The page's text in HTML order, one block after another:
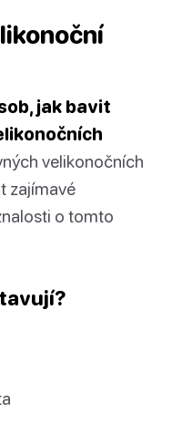
jak bavit
velikonočních
zajímavé
o tomto